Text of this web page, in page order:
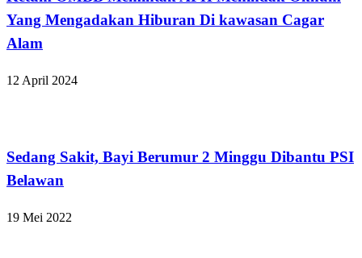
Yang Mengadakan Hiburan Di kawasan Cagar
Alam
12 April 2024
Sedang Sakit, Bayi Berumur 2 Minggu Dibantu PSI
Belawan
19 Mei 2022